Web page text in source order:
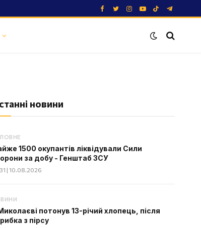
Facebook
TwitterInstagram
YouTube
TikTokTelegram
новини
1500 окупантів ліквідували Сили
за добу - Генштаб ЗСУ
| 10.08.2026
потонув 13-річий хлопець, після
з пірсу